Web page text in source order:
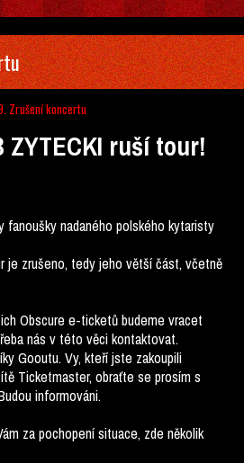
Zrušení koncertu
ZYTECKI ruší tour!
fanoušky nadaného polského kytaristy
je zrušeno, tedy jeho větší část, včetně
Obscure e-ticketů budeme vracet
nás v této věci kontaktovat.
Gooutu. Vy, kteří jste zakoupili
Ticketmaster, obraťte se prosím s
informováni.
za pochopení situace, zde několik